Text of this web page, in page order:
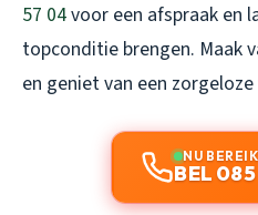
57 04voor een afspraak en
topconditie brengen. Maak
en geniet van een
NU
BEL